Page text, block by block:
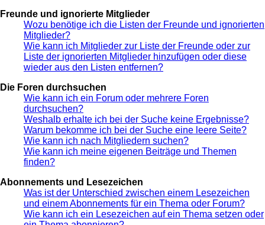
Freunde und ignorierte Mitglieder
Wozu benötige ich die Listen der Freunde und ignorierten
Mitglieder?
Wie kann ich Mitglieder zur Liste der Freunde oder zur
Liste der ignorierten Mitglieder hinzufügen oder diese
wieder aus den Listen entfernen?
Die Foren durchsuchen
Wie kann ich ein Forum oder mehrere Foren
durchsuchen?
Weshalb erhalte ich bei der Suche keine Ergebnisse?
Warum bekomme ich bei der Suche eine leere Seite?
Wie kann ich nach Mitgliedern suchen?
Wie kann ich meine eigenen Beiträge und Themen
finden?
Abonnements und Lesezeichen
Was ist der Unterschied zwischen einem Lesezeichen
und einem Abonnements für ein Thema oder Forum?
Wie kann ich ein Lesezeichen auf ein Thema setzen oder